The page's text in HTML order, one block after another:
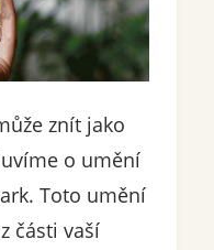
znít jako
o umění
Toto umění
části vaší